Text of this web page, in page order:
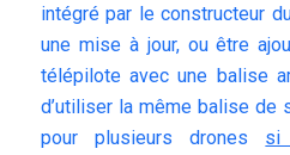
intégré par le constructeur
une mise à jour, ou être
télépilote avec une balise
d’utiliser la même balise de
pour plusieurs drones si